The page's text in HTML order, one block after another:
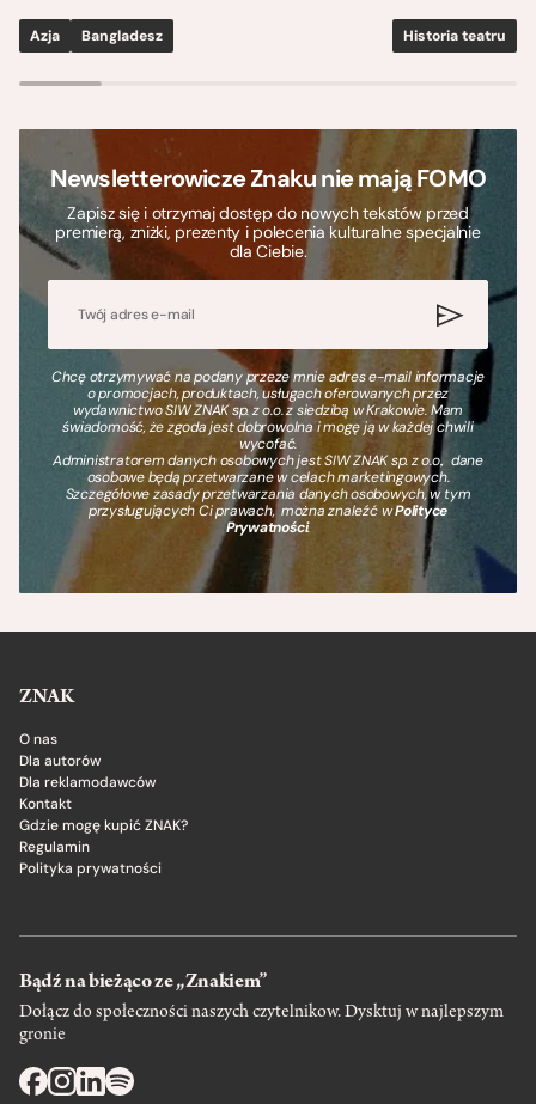
Azja Bangladesz Historia teatru
Newsletterowicze Znaku nie mają FOMO
Zapisz się i otrzymaj dostęp do nowych tekstów przed
premierą, zniżki, prezenty i polecenia kulturalne specjalnie
dla Ciebie.
Chcę otrzymywać na podany przeze mnie adres e-mail informacje
o promocjach, produktach, usługach oferowanych przez
wydawnictwo SIW ZNAK sp. z o.o. z siedzibą w Krakowie. Mam
świadomość, że zgoda jest dobrowolna i mogę ją w każdej chwili
wycofać.
Administratorem danych osobowych jest SIW ZNAK sp. z o.o., dane
osobowe będą przetwarzane w celach marketingowych.
Szczegółowe zasady przetwarzania danych osobowych, w tym
przysługujących Ci prawach, można znaleźć wPolityce
Prywatności.
ZNAK
O nas
Dla autorów
Dla reklamodawców
Kontakt
Gdzie mogę kupić ZNAK?
Regulamin
Polityka prywatności
Bądź na bieżąco ze „Znakiem”
Dołącz do społeczności naszych czytelnikow. Dysktuj w najlepszym
gronie